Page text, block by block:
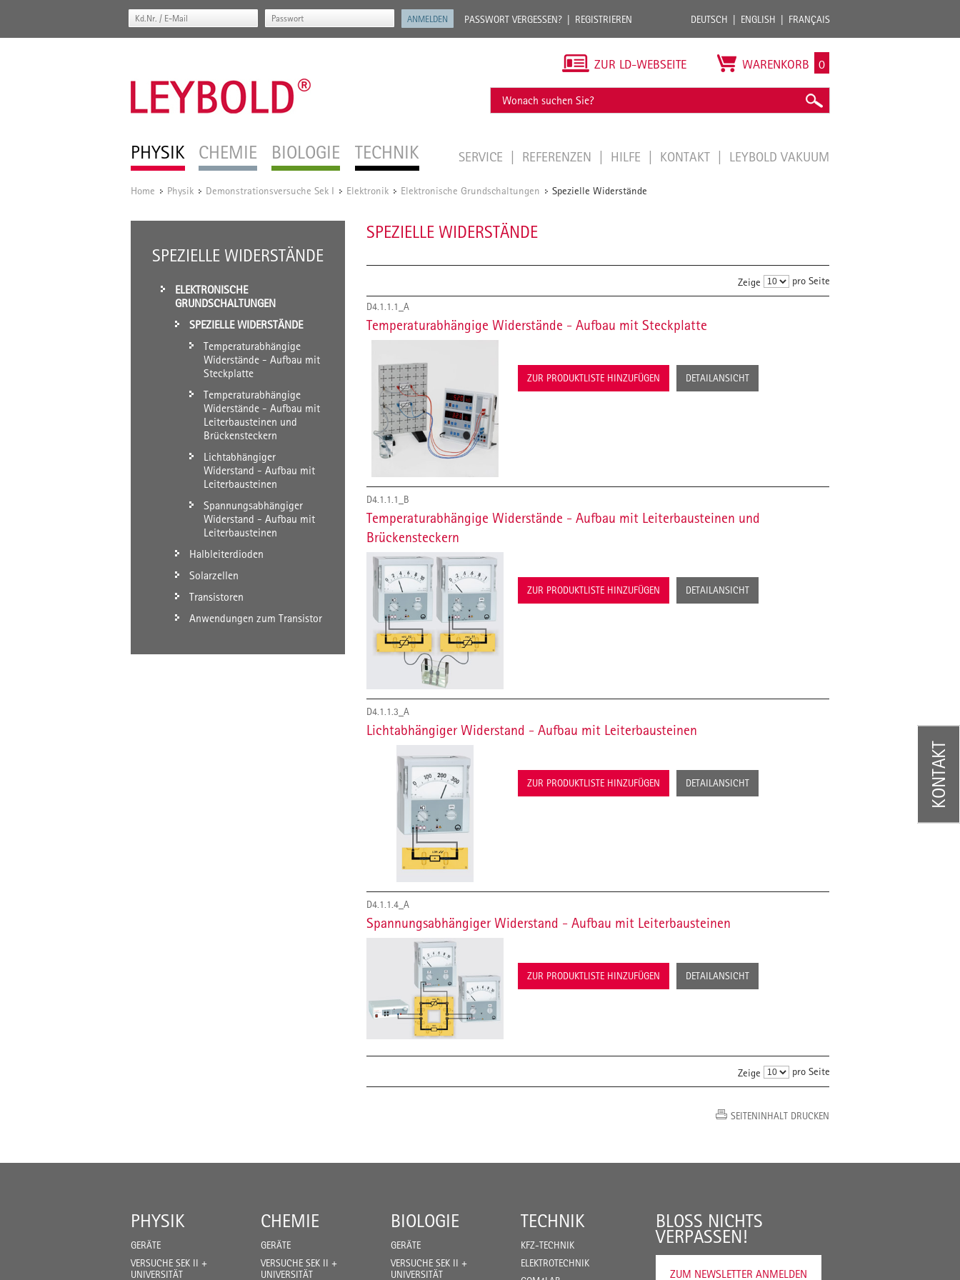
PASSWORT VERGESSEN? REGISTRIEREN DEUTSCH ENGLISH FRANÇAIS
PHYSIK CHEMIE BIOLOGIE TECHNIK
ZUR LD-WEBSEITE WARENKORB 0
SERVICE REFERENZEN HILFE KONTAKT LEYBOLD VAKUUM
Home / Physik / Demonstrationsversuche Sek I / Elektronik / Elektronische Grundschaltungen / Spezielle Widerstände
SPEZIELLE WIDERSTÄNDE
ELEKTRONISCHE
GRUNDSCHALTUNGEN
SPEZIELLE WIDERSTÄNDE
Temperaturabhängige
Widerstände - Aufbau mit
Steckplatte
Temperaturabhängige
Widerstände - Aufbau mit
Leiterbausteinen und
Brückensteckern
Lichtabhängiger
Widerstand - Aufbau mit
Leiterbausteinen
Spannungsabhängiger
Widerstand - Aufbau mit
Leiterbausteinen
Halbleiterdioden
Solarzellen
Transistoren
Anwendungen zum Transistor
SPEZIELLE WIDERSTÄNDE
Zeige pro Seite
D4.1.1.1_A
Temperaturabhängige Widerstände - Aufbau mit Steckplatte
ZUR PRODUKTLISTE HINZUFÜGEN DETAILANSICHT
D4.1.1.1_B
Temperaturabhängige Widerstände - Aufbau mit Leiterbausteinen und
Brückensteckern
ZUR PRODUKTLISTE HINZUFÜGEN DETAILANSICHT
D4.1.1.3_A
Lichtabhängiger Widerstand - Aufbau mit Leiterbausteinen
ZUR PRODUKTLISTE HINZUFÜGEN DETAILANSICHT
D4.1.1.4_A
Spannungsabhängiger Widerstand - Aufbau mit Leiterbausteinen
ZUR PRODUKTLISTE HINZUFÜGEN DETAILANSICHT
Zeige pro Seite
SEITENINHALT DRUCKEN
PHYSIK
GERÄTE
VERSUCHE SEK II +
UNIVERSITÄT
CHEMIE
GERÄTE
VERSUCHE SEK II +
UNIVERSITÄT
BIOLOGIE
GERÄTE
VERSUCHE SEK II +
UNIVERSITÄT
TECHNIK
KFZ-TECHNIK
ELEKTROTECHNIK
BLOSS NICHTS V
ERPASSEN!
ZUM NEWSLETTER ANMELDEN
KONTAKT